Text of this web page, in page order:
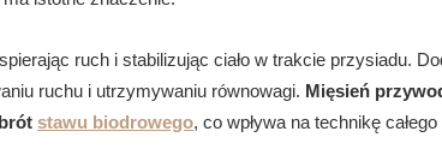
ruch i stabilizując ciało w trakcie przysiadu.
ruchu i utrzymywaniu równowagi. Mięsień
stawu biodrowego, co wpływa na technikę